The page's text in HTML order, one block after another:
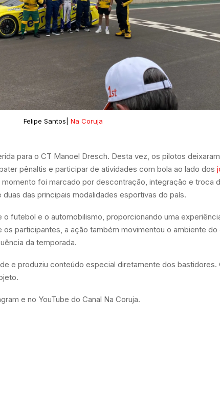
Felipe Santos| Na Coruja
para o CT Manoel Dresch. Desta vez, os pilotos
pênaltis e participar de atividades com bola ao lado dos
foi marcado por descontração, integração e troca
das principais modalidades esportivas do país.
futebol e o automobilismo, proporcionando uma
participantes, a ação também movimentou o ambiente do
da temporada.
e produziu conteúdo especial diretamente dos bastidores.
e no YouTube do Canal Na Coruja.